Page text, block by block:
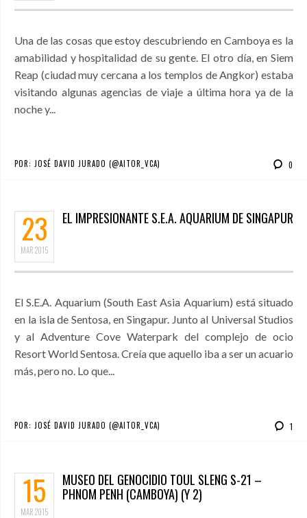
Una de las cosas que estoy descubriendo en Camboya es la
amabilidad y hospitalidad de su gente. El otro día, en Siem
Reap (ciudad muy cercana a los templos de Angkor) estaba
visitando algunas agencias de viaje a última hora ya de la
noche y...
POR: JOSÉ DAVID JURADO (@AITOR_VCA) 0
23
MAR2015
EL IMPRESIONANTE S.E.A. AQUARIUM DE SINGAPUR
El S.E.A. Aquarium (South East Asia Aquarium) está situado
en la isla de Sentosa, en Singapur. Junto al Universal Studios
y al Adventure Cove Waterpark del complejo de ocio
Resort World Sentosa. Creía que aquello iba a ser un acuario
más, pero no. Lo que...
POR: JOSÉ DAVID JURADO (@AITOR_VCA) 1
15
MAR2015
MUSEO DEL GENOCIDIO TOUL SLENG S-21 –
PHNOM PENH (CAMBOYA) (Y 2)